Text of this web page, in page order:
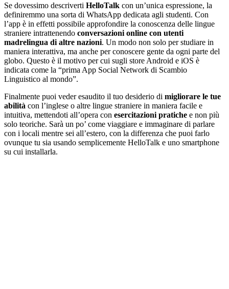
Se dovessimo descriverti HelloTalk con un’unica espressione, la
definiremmo una sorta di WhatsApp dedicata agli studenti. Con
l’app è in effetti possibile approfondire la conoscenza delle lingue
straniere intrattenendo conversazioni online con utenti
madrelingua di altre nazioni. Un modo non solo per studiare in
maniera interattiva, ma anche per conoscere gente da ogni parte del
globo. Questo è il motivo per cui sugli store Android e iOS è
indicata come la “prima App Social Network di Scambio
Linguistico al mondo”.
Finalmente puoi veder esaudito il tuo desiderio di migliorare le tue
abilità con l’inglese o altre lingue straniere in maniera facile e
intuitiva, mettendoti all’opera con esercitazioni pratiche e non più
solo teoriche. Sarà un po’ come viaggiare e immaginare di parlare
con i locali mentre sei all’estero, con la differenza che puoi farlo
ovunque tu sia usando semplicemente HelloTalk e uno smartphone
su cui installarla.